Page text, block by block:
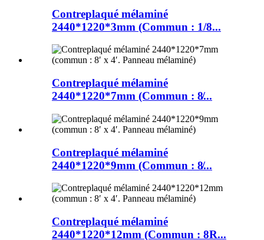
Contreplaqué mélaminé
2440*1220*3mm (Commun : 1/8...
Contreplaqué mélaminé
2440*1220*7mm (Commun : 8̸...
Contreplaqué mélaminé
2440*1220*9mm (Commun : 8̸...
Contreplaqué mélaminé
2440*1220*12mm (Commun : 8R...